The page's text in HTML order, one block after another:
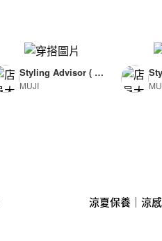
Styling Advisor ( F
or Woman )
MUJI
or
涼夏保養｜涼